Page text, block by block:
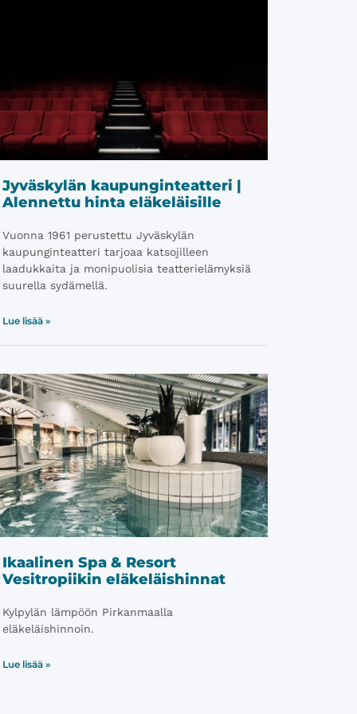
Jyväskylän kaupunginteatteri |
Alennettu hinta eläkeläisille
Vuonna 1961 perustettu Jyväskylän
kaupunginteatteri tarjoaa katsojilleen
laadukkaita ja monipuolisia teatterielämyksiä
suurella sydämellä.
Lue lisää »
Ikaalinen Spa & Resort
Vesitropiikin eläkeläishinnat
Kylpylän lämpöön Pirkanmaalla
eläkeläishinnoin.
Lue lisää »